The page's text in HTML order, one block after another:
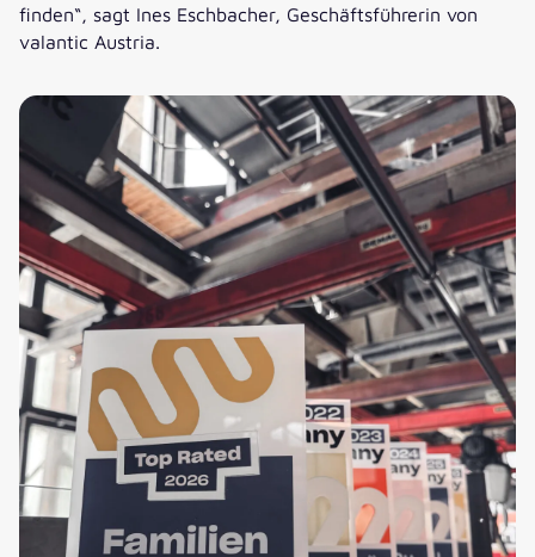
finden“, sagt Ines Eschbacher, Geschäftsführerin von
valantic Austria.